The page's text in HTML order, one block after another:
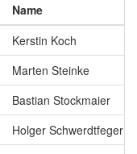
Name
Kerstin Koch
Marten Steinke
Bastian Stockmaier
Holger Schwerdtfeger